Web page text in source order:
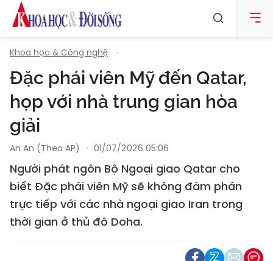
Khoa học & Công nghệ
Đặc phái viên Mỹ đến Qatar,
họp với nhà trung gian hòa
giải
An An (Theo AP) 01/07/2026 05:06
Người phát ngôn Bộ Ngoại giao Qatar cho
biết Đặc phái viên Mỹ sẽ không đàm phán
trực tiếp với các nhà ngoại giao Iran trong
thời gian ở thủ đô Doha.